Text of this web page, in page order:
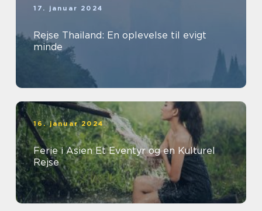
17. januar 2024
Rejse Thailand: En oplevelse til evigt
minde
16. januar 2024
Ferie i Asien Et Eventyr og en Kulturel
Rejse